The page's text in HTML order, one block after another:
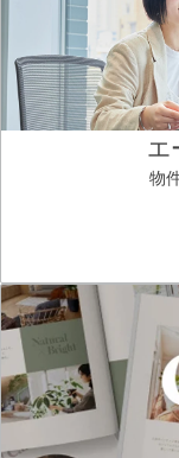
エ
物